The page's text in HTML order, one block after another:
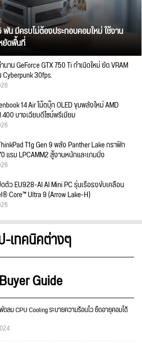
น มีครบไม่ต้องประกอบคอมใหม่ ใช้งาน
ยัดพื้นที่
าน GeForce GTX 750 Ti กำเนิดใหม่ ยัด VRAM
Cyberpunk 30fps.
14 Air โน้ตบุ๊ก OLED ขุมพลังใหม่ AMD
400 บางเฉียบดีไซน์พรีเมียม
T1g Gen 9 พลัง Panther Lake กราฟิก
แรม LPCAMM2 สู้งานหนักและเกมมิ่ง
ดตัว EU928-AI AI Mini PC รุ่นเรือธงขับเคลื่อน
Core™ Ultra 9 (Arrow Lake-H)
เทคนิคต่างๆ
Buyer Guide
ดลม CPU Cooling ระบายความร้อนไว ยืดอายุคอมได้